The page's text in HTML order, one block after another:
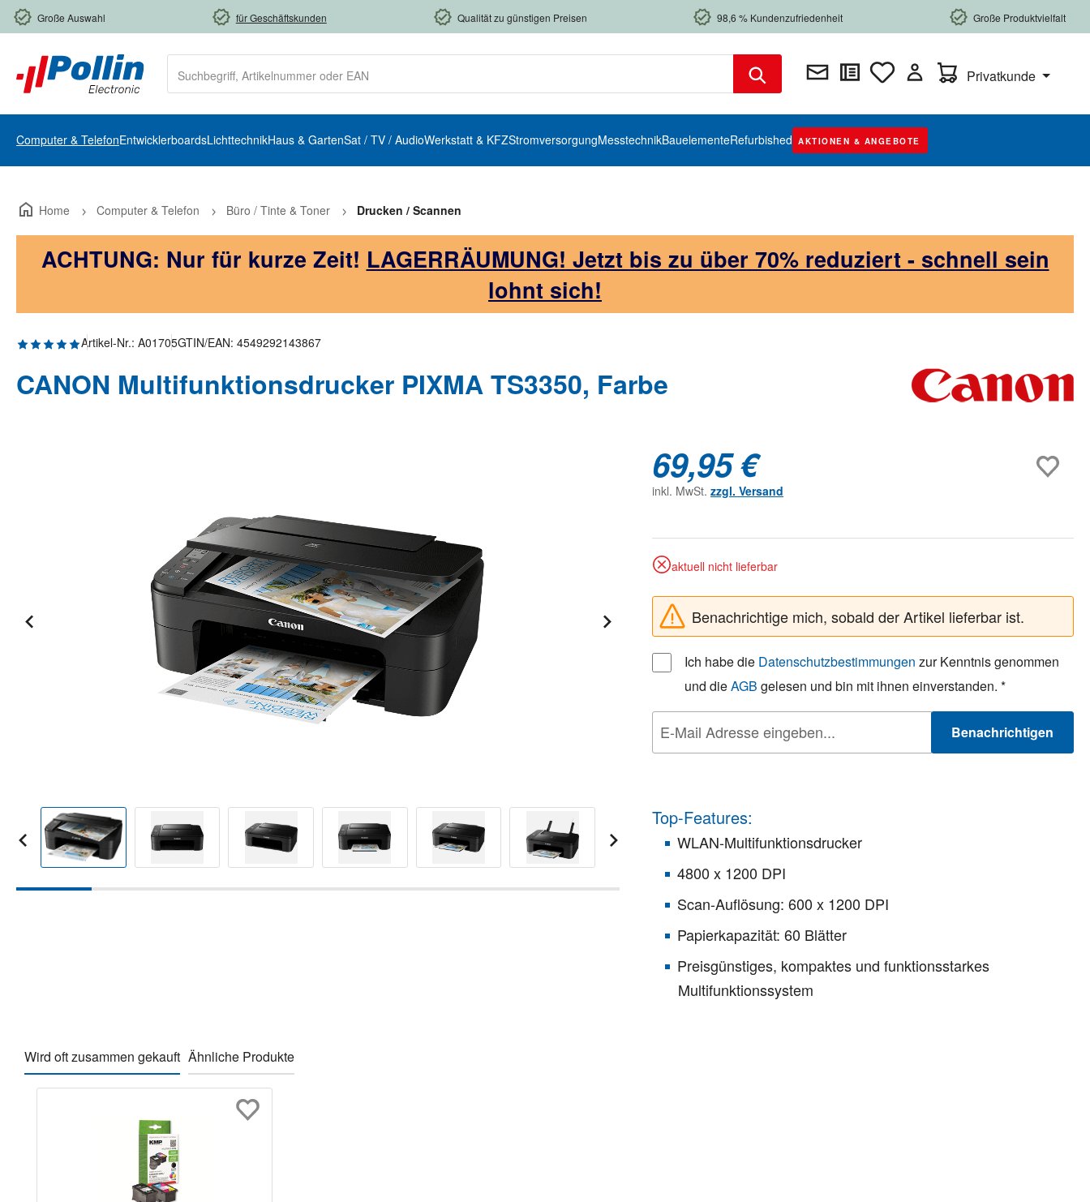
Hauptinhalt springen
Zur Suche springen
Zur Hauptnavigation springen
Große Auswahl für Geschäftskunden Qualität zu günstigen Preisen 98,6 % Kundenzufriedenheit Große Produktvielfalt
Warenkorb enthält 0
Privatkunde
Computer & TelefonEntwicklerboardsLichttechnikHaus & GartenSat / TV / AudioWerkstatt & KFZStromversorgungMesstechnikBauelementeRefurbished AKTIONEN & ANGEBOTE
Home Computer & Telefon Büro / Tinte & Toner Drucken / Scannen
ACHTUNG: Nur für kurze Zeit! LAGERRÄUMUNG! Jetzt bis zu über 70% reduziert - schnell sein
lohnt sich!
Durchschnittliche Bewertung von 5 von 5 Sternen
Artikel-Nr.: A01705GTIN/EAN: 4549292143867
CANON Multifunktionsdrucker PIXMA TS3350, Farbe
69,95 €
inkl. MwSt. zzgl. Versand
aktuell nicht lieferbar
Benachrichtige mich, sobald der Artikel lieferbar ist.
Ich habe die Datenschutzbestimmungen zur Kenntnis genommen
und dieAGB gelesen und bin mit ihnen einverstanden. *
Benachrichtigen
Top-Features:
WLAN-Multifunktionsdrucker
4800 x 1200 DPI
Scan-Auflösung: 600 x 1200 DPI
Papierkapazität: 60 Blätter
Preisgünstiges, kompaktes und funktionsstarkes
Multifunktionssystem
Wird oft zusammen gekauft Ähnliche Produkte